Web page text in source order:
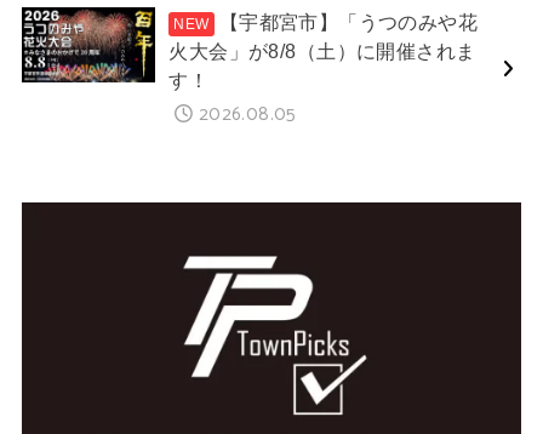
【宇都宮市】「うつのみや花
火大会」が8/8（土）に開催されま
す！
2026.08.05